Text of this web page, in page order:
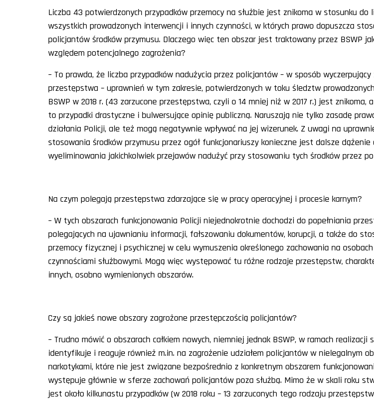
Liczba 43 potwierdzonych przypadków przemocy na służbie jest znikoma w stosunku do
wszystkich prowadzonych interwencji i innych czynności, w których prawo dopuszcza
policjantów środków przymusu. Dlaczego więc ten obszar jest traktowany przez BSWP
względem potencjalnego zagrożenia?
– To prawda, że liczba przypadków nadużycia przez policjantów – w sposób wyczerpujący
przestępstwa – uprawnień w tym zakresie, potwierdzonych w toku śledztw
BSWP w 2018 r. (43 zarzucone przestępstwa, czyli o 14 mniej niż w 2017 r.) jest znikoma,
to przypadki drastyczne i bulwersujące opinię publiczną. Naruszają nie tylko zasadę
działania Policji, ale też mogą negatywnie wpływać na jej wizerunek. Z uwagi na
stosowania środków przymusu przez ogół funkcjonariuszy konieczne jest dalsze dążenie
wyeliminowania jakichkolwiek przejawów nadużyć przy stosowaniu tych środków przez
Na czym polegają przestępstwa zdarzające się w pracy operacyjnej i procesie karnym?
– W tych obszarach funkcjonowania Policji niejednokrotnie dochodzi do popełniania
polegających na ujawnianiu informacji, fałszowaniu dokumentów, korupcji, a także do
przemocy fizycznej i psychicznej w celu wymuszenia określonego zachowania na
czynnościami służbowymi. Mogą więc występować tu różne rodzaje przestępstw,
innych, osobno wymienionych obszarów.
Czy są jakieś nowe obszary zagrożone przestępczością policjantów?
– Trudno mówić o obszarach całkiem nowych, niemniej jednak BSWP, w ramach realizacji
identyfikuje i reaguje również m.in. na zagrożenie udziałem policjantów w nielegalnym
narkotykami, które nie jest związane bezpośrednio z konkretnym obszarem
występuje głównie w sferze zachowań policjantów poza służbą. Mimo że w skali roku
jest około kilkunastu przypadków (w 2018 roku – 13 zarzuconych tego rodzaju